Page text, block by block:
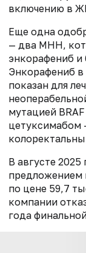
включению в
Еще одна
— два МНН,
энкорафениб и
Энкорафениб
показан для
мутацией
цетуксимабом
В августе
по цене 59,7
компании
года